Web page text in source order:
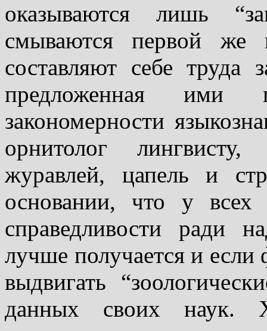
оказываются лишь
смываются первой же
составляют себе тру­да
предложенная ими
закономерности
орнитолог
журавлей, цапель и
основании, что у
справедливости ради
лучше получается и если
выдвигать
данных своих